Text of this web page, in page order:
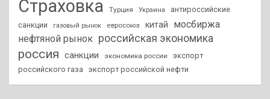
Страховка
Турция Украина
антироссийские
санкции
газовый рынок евросоюз китай
мосбиржа
нефтяной рынок российская экономика
россия санкции экономика россии
экспорт
российского газа
экспорт российской нефти